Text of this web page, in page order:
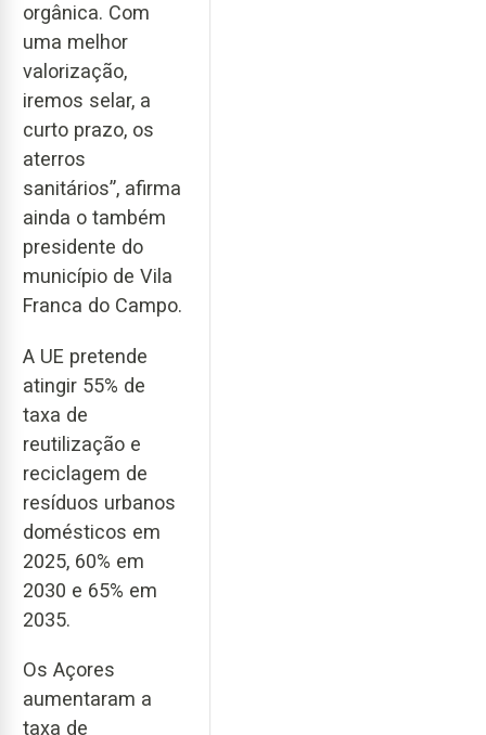
orgânica. Com
uma melhor
valorização,
iremos selar, a
curto prazo, os
aterros
sanitários”, afirma
ainda o também
presidente do
município de Vila
Franca do Campo.
A UE pretende
atingir 55% de
taxa de
reutilização e
reciclagem de
resíduos urbanos
domésticos em
2025, 60% em
2030 e 65% em
2035.
Os Açores
aumentaram a
taxa de